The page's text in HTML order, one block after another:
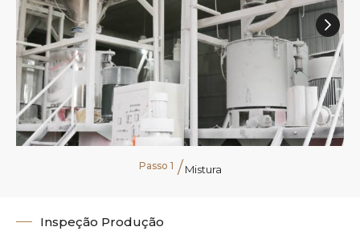
Passo 1 Mistura
Inspeção Produção